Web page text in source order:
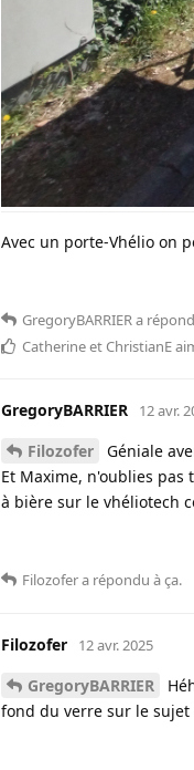
Avec un porte-Vhélio on
GregoryBARRIERa
Catherineet ChristianE
GregoryBARRIER 12 avr.
Filozofer
Géniale
Et Maxime, n'oublies
à bière sur le vhéliotech
Filozofera répondu à ça.
Filozofer 12 avr. 2025
GregoryBARRIER
fond du verre sur le sujet